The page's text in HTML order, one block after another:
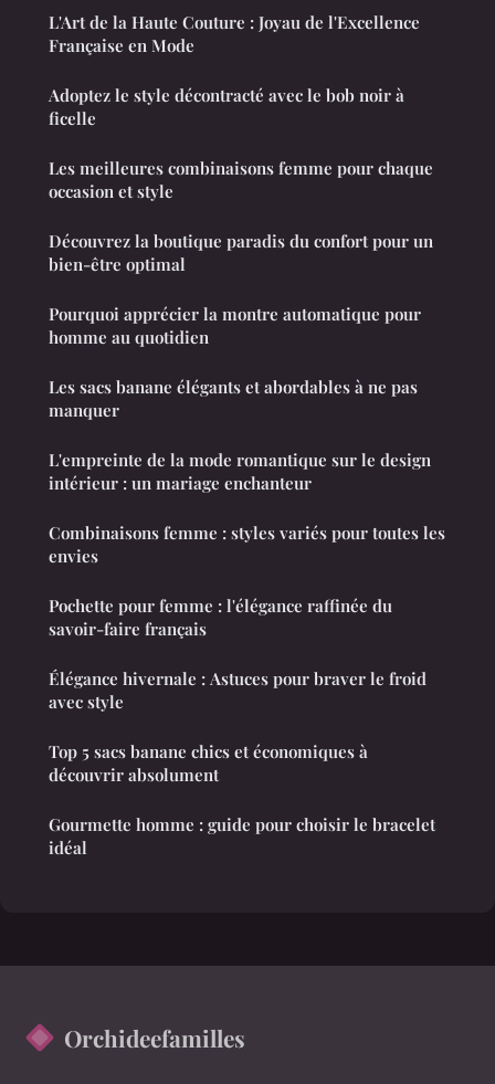
L'Art de la Haute Couture : Joyau de l'Excellence
Française en Mode
Adoptez le style décontracté avec le bob noir à
ficelle
Les meilleures combinaisons femme pour chaque
occasion et style
Découvrez la boutique paradis du confort pour un
bien-être optimal
Pourquoi apprécier la montre automatique pour
homme au quotidien
Les sacs banane élégants et abordables à ne pas
manquer
L'empreinte de la mode romantique sur le design
intérieur : un mariage enchanteur
Combinaisons femme : styles variés pour toutes les
envies
Pochette pour femme : l'élégance raffinée du
savoir-faire français
Élégance hivernale : Astuces pour braver le froid
avec style
Top 5 sacs banane chics et économiques à
découvrir absolument
Gourmette homme : guide pour choisir le bracelet
idéal
Orchideefamilles